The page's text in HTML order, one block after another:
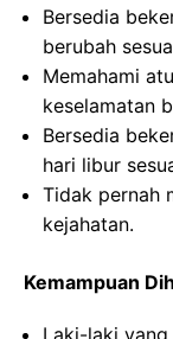
Bersedia
berubah
Memahami
keselamatan
Bersedia
hari libur
Tidak pernah
kejahatan.
Kemampuan
Laki-laki